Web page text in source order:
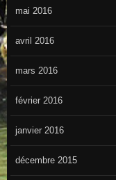
mai 2016
avril 2016
mars 2016
février 2016
janvier 2016
décembre 2015